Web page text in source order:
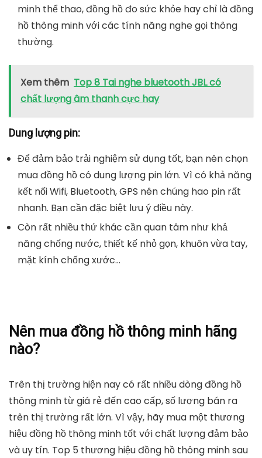
minh thể thao, đồng hồ đo sức khỏe hay chỉ là đồng
hồ thông minh với các tính năng nghe gọi thông
thường.
Xem thêm Top 8 Tai nghe bluetooth JBL có
chất lượng âm thanh cực hay
Dung lượng pin:
Để đảm bảo trải nghiệm sử dụng tốt, bạn nên chọn
mua đồng hồ có dung lượng pin lớn. Vì có khả năng
kết nối Wifi, Bluetooth, GPS nên chúng hao pin rất
nhanh. Bạn cần đặc biệt lưu ý điều này.
Còn rất nhiều thứ khác cần quan tâm như khả
năng chống nước, thiết kế nhỏ gọn, khuôn vừa tay,
mặt kính chống xước…
Nên mua đồng hồ thông minh hãng
nào?
Trên thị trường hiện nay có rất nhiều dòng đồng hồ
thông minh từ giá rẻ đến cao cấp, số lượng bán ra
trên thị trường rất lớn. Vì vậy, hãy mua một thương
hiệu đồng hồ thông minh tốt với chất lượng đảm bảo
và uy tín. Top 5 thương hiệu đồng hồ thông minh sau